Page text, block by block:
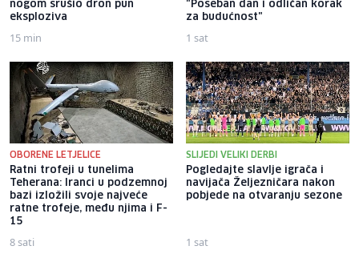
nogom srušio dron pun
eksploziva
15 min
"Poseban dan i odličan korak
za budućnost"
1 sat
OBORENE LETJELICE
Ratni trofeji u tunelima
Teherana: Iranci u podzemnoj
bazi izložili svoje najveće
ratne trofeje, među njima i F-
15
8 sati
SLIJEDI VELIKI DERBI
Pogledajte slavlje igrača i
navijača Željezničara nakon
pobjede na otvaranju sezone
1 sat